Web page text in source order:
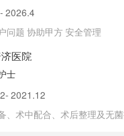
2026.4
问题 协助甲方 安全管理
医院
士
2021.12
、术中配合、术后整理及无菌